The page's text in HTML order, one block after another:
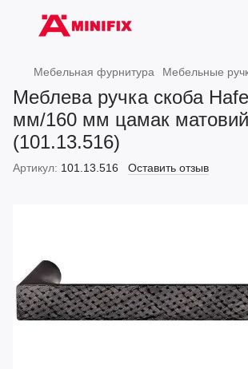
Мебельная фурнитура Мебельные
Меблева ручка скоба
мм/160 мм цамак
(101.13.516)
Артикул: 101.13.516 Оставить отзыв